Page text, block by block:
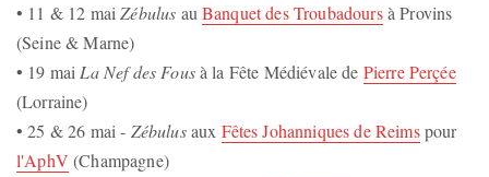
• 11 & 12 maiZébulus auBanquet des Troubadoursà Provins
(Seine & Marne)
• 19 mai La Nef des Fousà la Fête Médiévale de Pierre Perçée
(Lorraine)
• 25 & 26 mai - Zébulusaux Fêtes Johanniques de Reimspour
l'AphV (Champagne)